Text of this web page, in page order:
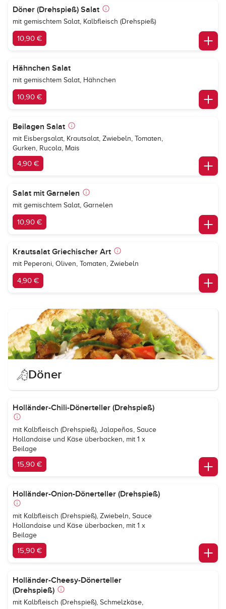
Döner (Drehspieß) Salat
mit gemischtem Salat, Kalbfleisch (Drehspieß)
10,90 €
Hähnchen Salat
mit gemischtem Salat, Hähnchen
10,90 €
Beilagen Salat
mit Eisbergsalat, Krautsalat, Zwiebeln, Tomaten,
Gurken, Rucola, Mais
4,90 €
Salat mit Garnelen
mit gemischtem Salat, Garnelen
10,90 €
Krautsalat Griechischer Art
mit Peperoni, Oliven, Tomaten, Zwiebeln
4,90 €
Döner
Holländer-Chili-Dönerteller (Drehspieß)
mit Kalbfleisch (Drehspieß), Jalapeños, Sauce
Hollandaise und Käse überbacken, mit 1 x
Beilage
15,90 €
Holländer-Onion-Dönerteller (Drehspieß)
mit Kalbfleisch (Drehspieß), Zwiebeln, Sauce
Hollandaise und Käse überbacken, mit 1 x
Beilage
15,90 €
Holländer-Cheesy-Dönerteller
(Drehspieß)
mit Kalbfleisch (Drehspieß), Schmelzkäse,